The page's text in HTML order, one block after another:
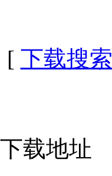
[ 下载搜索
下载地址